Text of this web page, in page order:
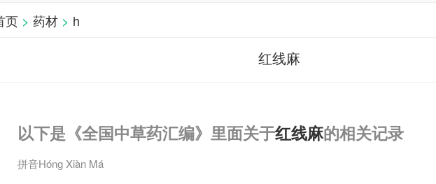
页 > 药材 > h
红线麻
以下是《全国中草药汇编》里面关于红线麻的相关记录
拼音Hónɡ Xiàn Má